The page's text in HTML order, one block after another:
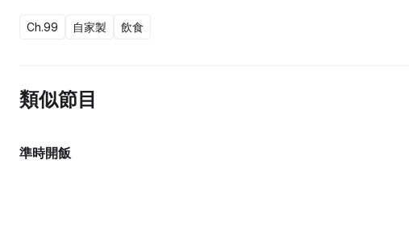
Ch.99 自家製 飲食
類似節目
準時開飯